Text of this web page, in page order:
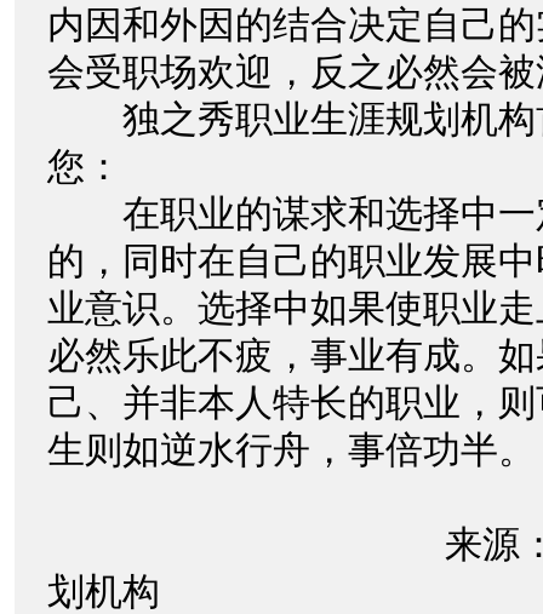
内因和外因的结合决定自己
会受职场欢迎，反之必然会
独之秀职业生涯规划机构
您：
在职业的谋求和选择中一
的，同时在自己的职业发展
业意识。选择中如果使职业
必然乐此不疲，事业有成。
己、并非本人特长的职业，
生则如逆水行舟，事倍功半
来源：独之秀
划机构